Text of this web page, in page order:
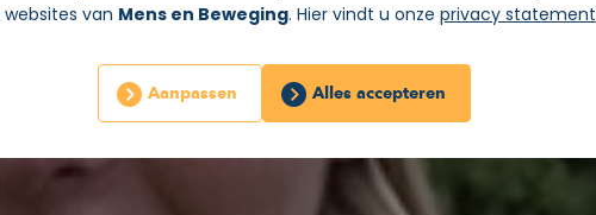
van Mens en Beweging. Hier vindt u onze privacy statement
Aanpassen Alles accepteren